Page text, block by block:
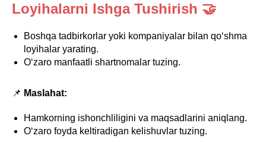
Loyihalarni Ishga Tushirish 🤝
Boshqa tadbirkorlar yoki kompaniyalar bilan qo‘shma
loyihalar yarating.
O‘zaro manfaatli shartnomalar tuzing.
📌 Maslahat:
Hamkorning ishonchliligini va maqsadlarini aniqlang.
O‘zaro foyda keltiradigan kelishuvlar tuzing.